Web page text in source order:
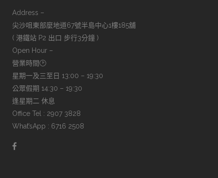
Address –
尖沙咀東部麼地道67號半島中心1樓185舖
( 港鐵站 P2 出口 步行3分鐘 )
Open Hour –
營業時間🕑
星期一及三至日 13:00 – 19:30
公眾假期 14:30 – 19:30
逢星期二 休息
Office Tel : 2907 3828
What’sApp : 6716 2508